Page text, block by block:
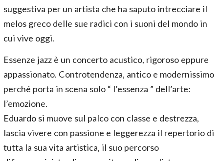
suggestiva per un artista che ha saputo intrecciare il
melos greco delle sue radici con i suoni del mondo in
cui vive oggi.
Essenze jazz è un concerto acustico, rigoroso eppure
appassionato. Controtendenza, antico e modernissimo
perché porta in scena solo “ l’essenza ” dell’arte:
l’emozione.
Eduardo si muove sul palco con classe e destrezza,
lascia vivere con passione e leggerezza il repertorio di
tutta la sua vita artistica, il suo percorso